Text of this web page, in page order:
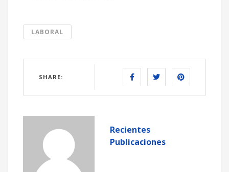
LABORAL
SHARE:
Recientes
Publicaciones